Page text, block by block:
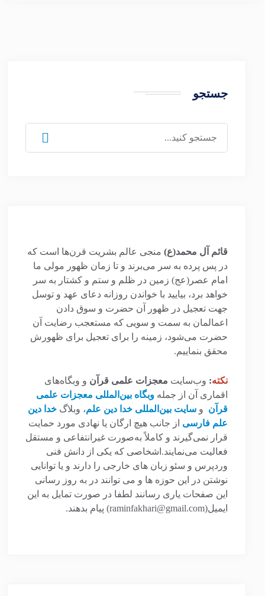
جستجو
برای:
قائم آل محمد(ع) منجی عالم بشریت قرن‌ها است که
در پس پرده به سر می‌برند و تا زمان ظهور مولی ما
امام عصر(عج) زمین در ظلم و ستم و کشتار به سر
خواهد برد، بیایید با خواندن روزانه دعای عهد و توسل
جهت تعجیل در ظهور آن حضرت و سوق دادن
اعمالمان به سمت و سویی که مستعجب رضایت آن
حضرت می‌شود، زمینه را برای تعجیل برای ظهورش
محقق بنماییم.
نکته: وب‌سایت معجزات علمی قرآن و وبگاه‌های
اقماری آن از جمله وبگاه بین‌المللی معجزات علمی
قرآن و سایت بین‌المللی خدا دین علم، وبلاگ خدا دین
علم فارسی از جانب هیچ ارگان یا نهادی مورد حمایت
قرار نمی‌گیرند و کاملاً به‌صورت غیرانتفاعی و مستقل
فعالیت می‌نمایند.اشخاصی که یکی از دانش فنی
وردپرس و سئو زبان های خارجی را دارند و یا توانایی
نوشتن در این حوزه ها و می توانند در به روز رسانی
این صفحات یاری رسانند لطفا در صورت تمایل به این
ایمیل(raminfakhari@gmail.com) پیام بدهند.